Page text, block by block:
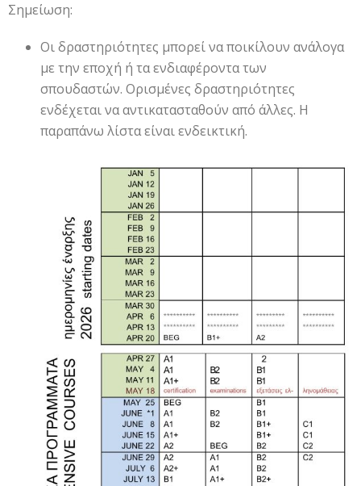
Σημείωση:
Οι δραστηριότητες μπορεί να ποικίλουν ανάλογα
με την εποχή ή τα ενδιαφέροντα των
σπουδαστών. Ορισμένες δραστηριότητες
ενδέχεται να αντικατασταθούν από άλλες. Η
παραπάνω λίστα είναι ενδεικτική.